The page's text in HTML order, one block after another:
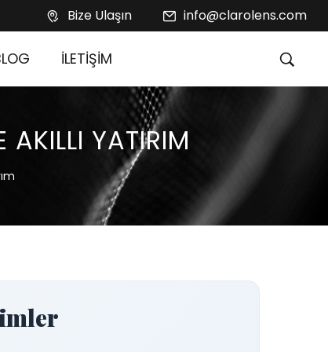
Bize Ulaşın info@clarolens.com
İLETİŞİM
AKILLI YATIRIM